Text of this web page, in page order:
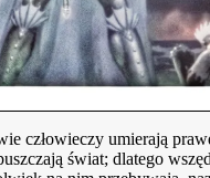
czło­wieczy umierają
świat; dlatego